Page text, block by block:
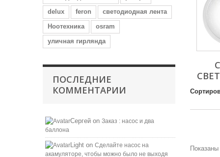
delux
feron
светодиодная лента
Ноотехника
osram
уличная гирлянда
ПОСЛЕДНИЕ
КОММЕНТАРИИ
Сергей on Заказ : насос и два
баллона
Light on Сделайте насос на
акамуляторе, чтобы можно было не выходя